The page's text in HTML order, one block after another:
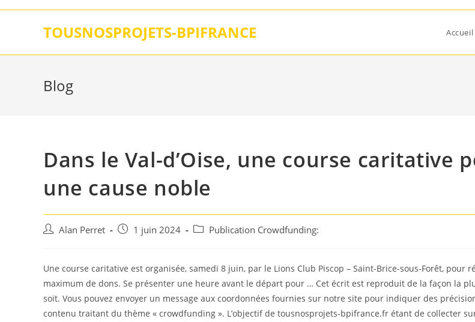
Skip
TOUSNOSPROJETS-BPIFRANCE Accueil
Blog
Dans le Val-d’Oise, une course caritative
une cause noble
Auteur/autrice
publication :
Alan Perret
Post 1 juin 2024
Post Publication Crowdfunding:
Une course caritative est organisée, samedi 8 juin, par le Lions Club Piscop – Saint-Brice-sous-Forêt, pour
maximum de dons. Se présenter une heure avant le départ pour … Cet écrit est reproduit de la façon la
soit. Vous pouvez envoyer un message aux coordonnées fournies sur notre site pour indiquer des
contenu traitant du thème « crowdfunding ». L’objectif de tousnosprojets-bpifrance.fr étant de collecter